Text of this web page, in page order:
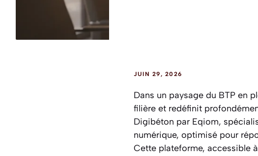
JUIN 29, 2026
Dans un paysage du BTP en
filière et redéfinit
Digibéton par Eqiom,
numérique, optimisé pour
Cette plateforme, accessible